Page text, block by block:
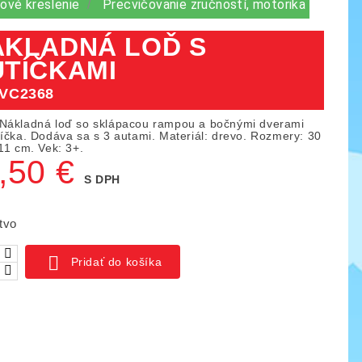
kreslenie Precvičovanie zručností, motorika
IO blocks, 1000 ks Piks náučný set 128 ks
LOĎ S
Nákladná loď so sklápacou rampou a bočnými dverami
Dodáva sa s 3 autami. Materiál: drevo. Rozmery: 30
cm. Vek: 3+.
€ S DPH
 Pridať do košíka